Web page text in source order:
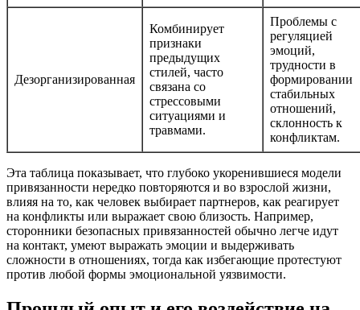
Дезорганизированная
Комбинирует
признаки
предыдущих
стилей, часто
связана со
стрессовыми
ситуациями и
травмами.
Проблемы с
регуляцией
эмоций,
трудности в
формировании
стабильных
отношений,
склонность к
конфликтам.
Эта таблица показывает, что глубоко укоренившиеся модели
привязанности нередко повторяются и во взрослой жизни,
влияя на то, как человек выбирает партнеров, как реагирует
на конфликты или выражает свою близость. Например,
сторонники безопасных привязанностей обычно легче идут
на контакт, умеют выражать эмоции и выдерживать
сложности в отношениях, тогда как избегающие протестуют
против любой формы эмоциональной уязвимости.